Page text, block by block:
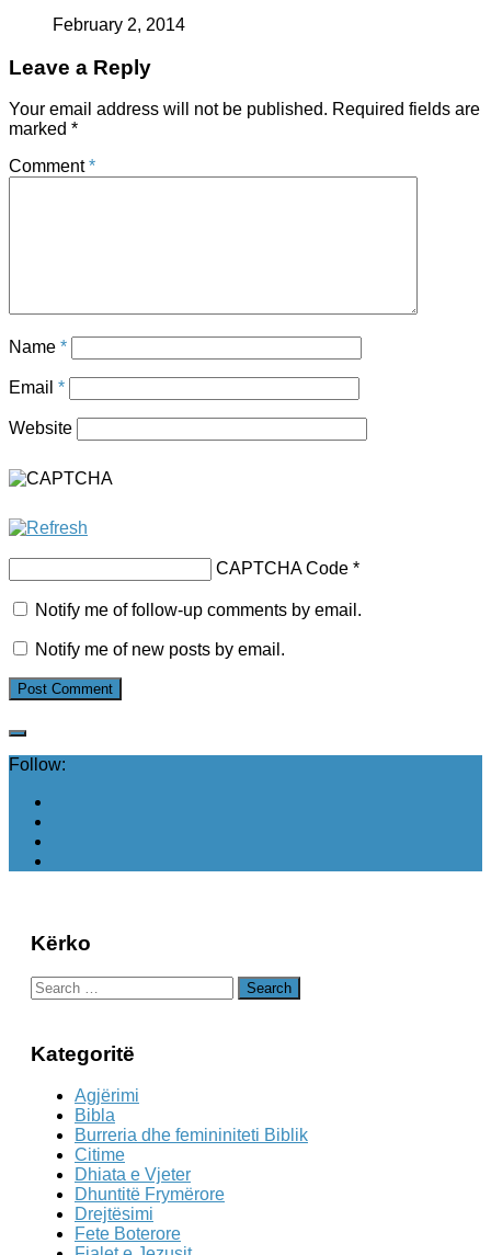
February 2, 2014
Leave a Reply
Your email address will not be published. Required fields are
marked *
Comment*
Name *
Email *
Website
CAPTCHA Code *
Notify me of follow-up comments by email.
Notify me of new posts by email.
Follow:
Kërko
Search
for:
Kategoritë
Agjërimi
Bibla
Burreria dhe femininiteti Biblik
Citime
Dhiata e Vjeter
Dhuntitë Frymërore
Drejtësimi
Fete Boterore